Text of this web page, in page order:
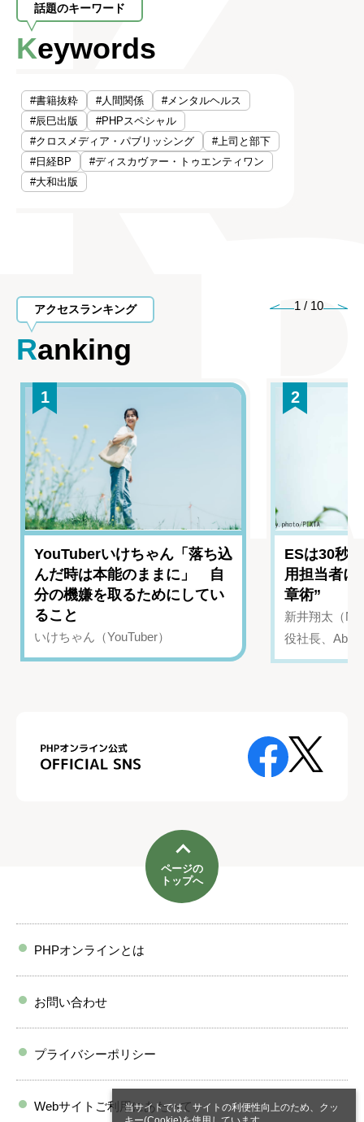
当サイトでは、サイトの利便性向上のため、クッ
話題のキーワード
Keywords
#書籍抜粋 #人間関係
#メンタルヘルス
#辰巳出版
#PHPスペシャル
#クロスメディア・パブリッシング
#上司と部下
#日経BP
#ディスカヴァー・トゥエンティワン
#大和出版
アクセスランキング
Ranking
1 / 10
1
YouTuberいけちゃん「落ち込
んだ時は本能のままに」 自
分の機嫌を取るためにしてい
ること
いけちゃん（YouTuber）
2
ESは30秒
用担当者に
章術”
新井翔太（
役社長、
ページの
トップへ
PHPオンラインとは
お問い合わせ
プライバシーポリシー
Webサイトご利用にあたって